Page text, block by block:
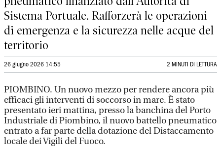
Sistema Portuale. Rafforzerà le operazioni
di emergenza e la sicurezza nelle acque del
territorio
26 giugno 2026 14:55 2 MINUTI DI LETTURA
PIOMBINO. Un nuovo mezzo per rendere ancora più
efficaci gli interventi di soccorso in mare. È stato
presentato ieri mattina, presso la banchina del Porto
Industriale di Piombino, il nuovo battello pneumatico
entrato a far parte della dotazione del Distaccamento
locale dei Vigili del Fuoco.